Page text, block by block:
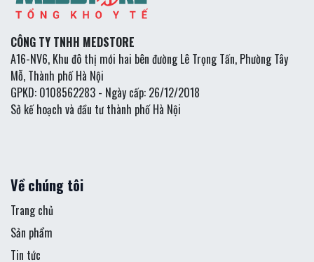
CÔNG TY TNHH MEDSTORE
A16-NV6, Khu đô thị mới hai bên đường Lê Trọng Tấn, Phường Tây
Mỗ, Thành phố Hà Nội
GPKD: 0108562283 - Ngày cấp: 26/12/2018
Sở kế hoạch và đầu tư thành phố Hà Nội
Về chúng tôi
Trang chủ
Sản phẩm
Tin tức